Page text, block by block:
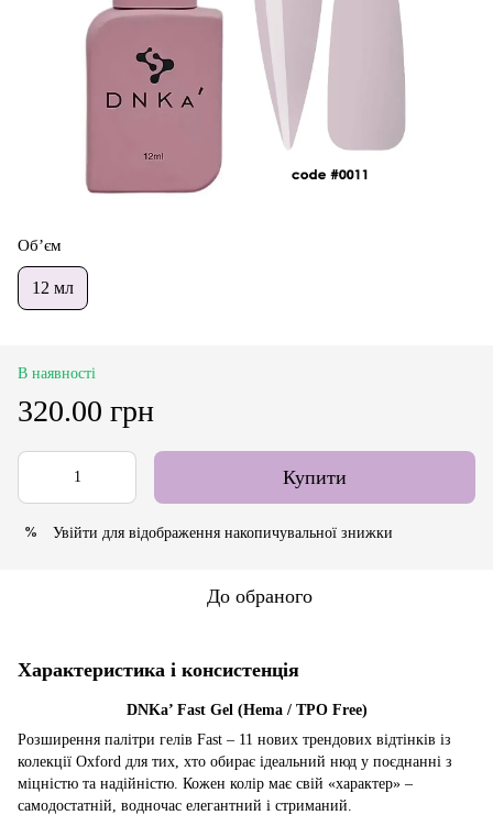
Об’єм
12 мл
В наявності
320.00 грн
Купити
% Увійти для відображення накопичувальної знижки
До обраного
Характеристика і консистенція
DNKa’ Fast Gel (Hema / TPO Free)
Розширення палітри гелів Fast – 11 нових трендових відтінків із
колекції Oxford для тих, хто обирає ідеальний нюд у поєднанні з
міцністю та надійністю. Кожен колір має свій «характер» –
самодостатній, водночас елегантний і стриманий.